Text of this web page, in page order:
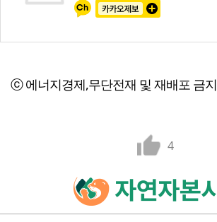
ⓒ 에너지경제,무단전재 및 재배포 금지
4